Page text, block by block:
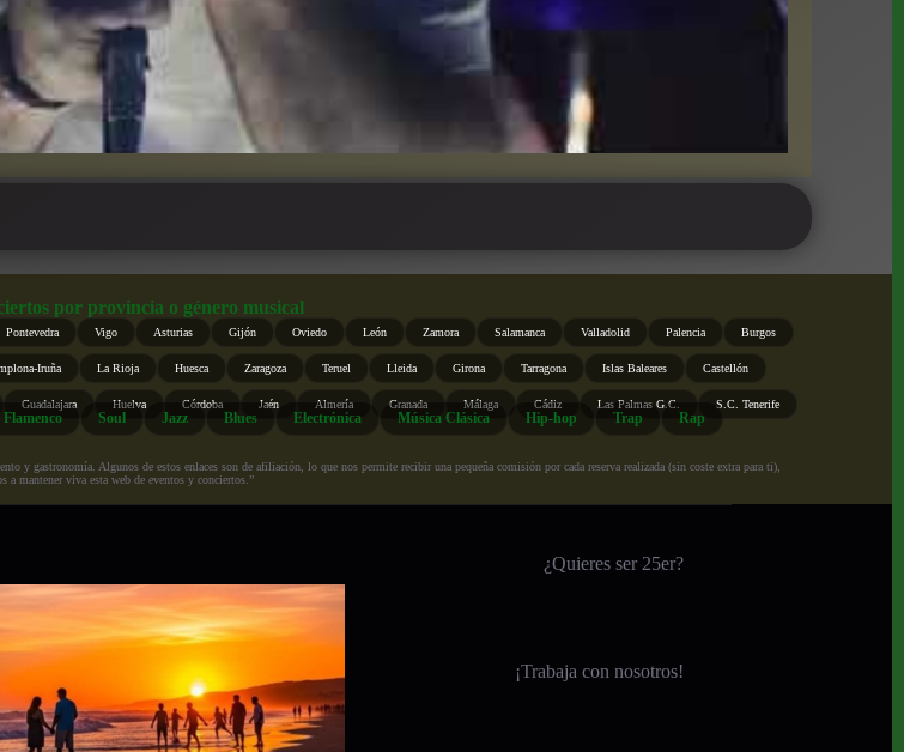
por provincia o género musical
Pontevedra Vigo Asturias Gijón Oviedo León Zamora Salamanca Valladolid Palencia Burgos
Iruña La Rioja Huesca Zaragoza Teruel Lleida Girona Tarragona Islas Baleares Castellón
Guadalajara Huelva Córdoba Jaén Almería Granada Málaga Cádiz Las Palmas G.C. S.C. Tenerife
Flamenco Soul Jazz Blues Electrónica Música Clásica Hip-hop Trap Rap
y gastronomía. Algunos de estos enlaces son de afiliación, lo que nos permite recibir una pequeña comisión por cada reserva realizada (sin coste extra para ti),
a mantener viva esta web de eventos y conciertos.”
¿Quieres ser 25er?
¡Trabaja con nosotros!